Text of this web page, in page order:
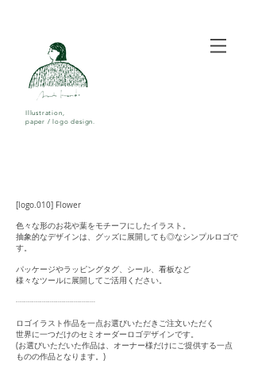
Illustration,
paper / logo design.
[logo.010] Flower
色々な形のお花や葉をモチーフにしたイラスト。
抽象的なデザインは、グッズに展開しても◎なシンプルロゴで
す。
パッケージやラッピングタグ、シール、看板など
様々なツールに展開してご活用ください。
┈┈┈┈┈┈┈┈┈┈
ロゴイラスト作品を一点お選びいただきご注文いただく
世界に一つだけのセミオーダーロゴデザインです。
(お選びいただいた作品は、オーナー様だけにご提供する一点
ものの作品となります。)